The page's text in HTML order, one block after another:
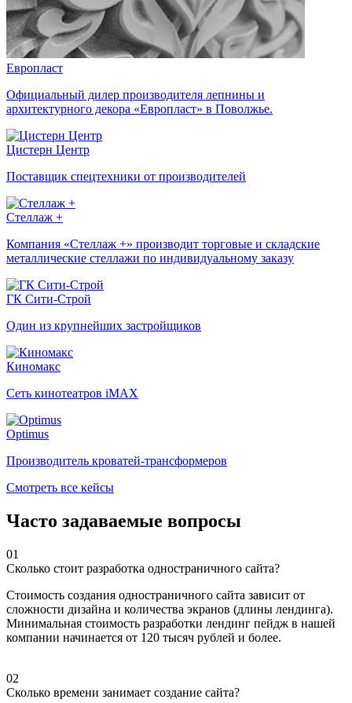
Европласт
Официальный дилер производителя лепнины и
архитектурного декора «Европласт» в Поволжье.
Цистерн Центр
Поставщик спецтехники от производителей
Стеллаж +
Компания «Стеллаж +» производит торговые и складские
металлические стеллажи по индивидуальному заказу
ГК Сити-Строй
Один из крупнейших застройщиков
Киномакс
Сеть кинотеатров iMAX
Optimus
Производитель кроватей-трансформеров
Смотреть все кейсы
Часто задаваемые вопросы
01
Сколько стоит разработка одностраничного сайта?
Стоимость создания одностраничного сайта зависит от
сложности дизайна и количества экранов (длины лендинга).
Минимальная стоимость разработки лендинг пейдж в нашей
компании начинается от 120 тысяч рублей и более.
02
Сколько времени занимает создание сайта?